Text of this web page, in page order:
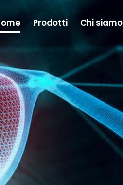
Prodotti Chi siamo